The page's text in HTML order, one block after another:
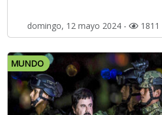
domingo, 12 mayo 2024 - 1811
MUNDO